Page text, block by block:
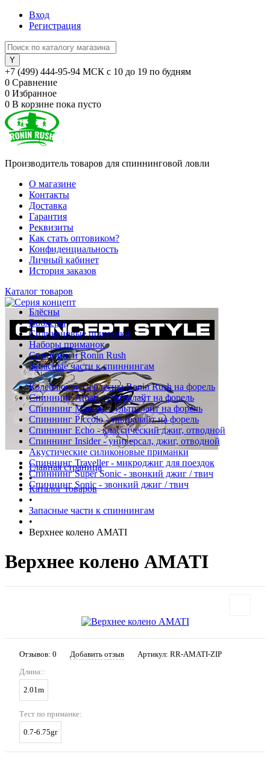
Вход
Регистрация
+7 (499) 444-95-94 МСК с 10 до 19 по будням
0 Сравнение
0 Избранное
0 В корзине пока пусто
Производитель товаров для спиннинговой ловли
О магазине
Контакты
Доставка
Гарантия
Реквизиты
Как стать оптовиком?
Конфиденциальность
Личный кабинет
История заказов
Каталог товаров
Блёсны
Воблеры
Силиконовые приманки
Наборы приманок
Спиннинги Ronin Rush
Запасные части к спиннингам
Колеблющиеся блесны Ronin Rush на форель
Спиннинг Amati - ультралайт на форель
Спиннинг Maggini - ультралайт на форель
Спиннинг Piccolo - ультралайт на форель
Спиннинг Echo - классический джиг, отводной
Спиннинг Insider - универсал, джиг, отводной
Акустические силиконовые приманки
Спиннинг Traveller - микроджиг для поездок
Спиннинг Super Sonic - звонкий джиг / твич
Спиннинг Sonic - звонкий джиг / твич
Главная страница
•
Каталог товаров
•
Запасные части к спиннингам
•
Верхнее колено AMATI
Верхнее колено AMATI
Отзывов: 0 Добавить отзыв Артикул: RR-AMATI-ZIP
Длина::
2.01m
Тест по приманке:
0.7-6.75gr